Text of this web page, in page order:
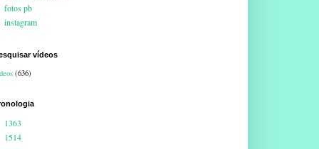
fotos pb
instagram
vídeos
(636)
1363
1514